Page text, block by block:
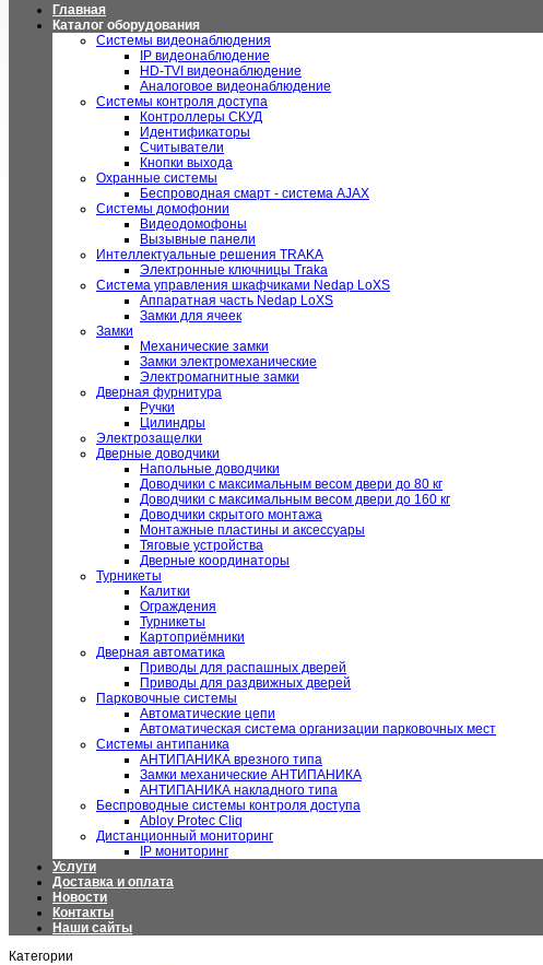
Главная
Каталог оборудования
Системы видеонаблюдения
IP видеонаблюдение
HD-TVI видеонаблюдение
Аналоговое видеонаблюдение
Системы контроля доступа
Контроллеры СКУД
Идентификаторы
Считыватели
Кнопки выхода
Охранные системы
Беспроводная смарт - система AJAX
Системы домофонии
Видеодомофоны
Вызывные панели
Интеллектуальные решения TRAKA
Электронные ключницы Traka
Система управления шкафчиками Nedap LoXS
Аппаратная часть Nedap LoXS
Замки для ячеек
Замки
Механические замки
Замки электромеханические
Электромагнитные замки
Дверная фурнитура
Ручки
Цилиндры
Электрозащелки
Дверные доводчики
Напольные доводчики
Доводчики с максимальным весом двери до 80 кг
Доводчики с максимальным весом двери до 160 кг
Доводчики скрытого монтажа
Монтажные пластины и аксессуары
Тяговые устройства
Дверные координаторы
Турникеты
Калитки
Ограждения
Турникеты
Картоприёмники
Дверная автоматика
Приводы для распашных дверей
Приводы для раздвижных дверей
Парковочные системы
Автоматические цепи
Автоматическая система организации парковочных мест
Системы антипаника
АНТИПАНИКА врезного типа
Замки механические АНТИПАНИКА
АНТИПАНИКА накладного типа
Беспроводные системы контроля доступа
Abloy Protec Cliq
Дистанционный мониторинг
IP мониторинг
Услуги
Доставка и оплата
Новости
Контакты
Наши сайты
Категории